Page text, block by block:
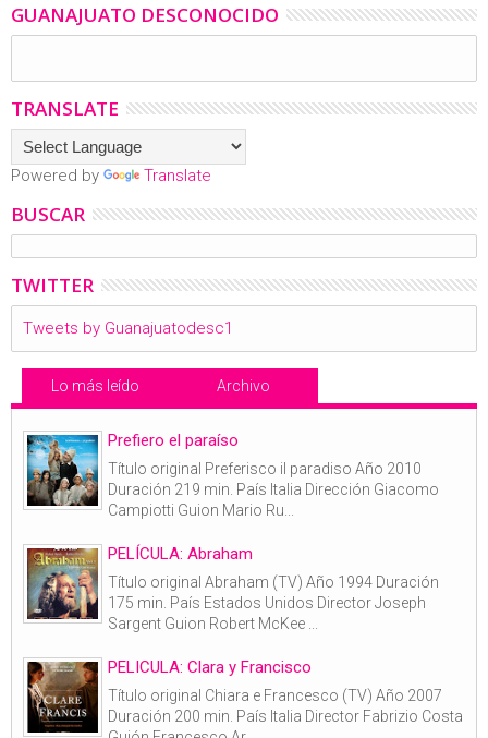
GUANAJUATO DESCONOCIDO
TRANSLATE
Powered by Translate
BUSCAR
TWITTER
Tweets by Guanajuatodesc1
Lo más leído Archivo
Prefiero el paraíso
Título original Preferisco il paradiso Año 2010
Duración 219 min. País Italia Dirección Giacomo
Campiotti Guion Mario Ru...
PELÍCULA: Abraham
Título original Abraham (TV) Año 1994 Duración
175 min. País Estados Unidos Director Joseph
Sargent Guion Robert McKee ...
PELICULA: Clara y Francisco
Título original Chiara e Francesco (TV) Año 2007
Duración 200 min. País Italia Director Fabrizio Costa